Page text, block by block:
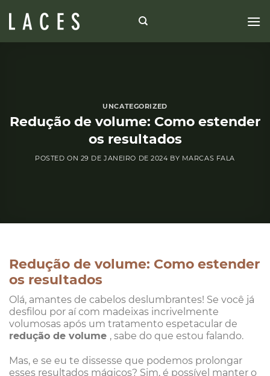
UNCATEGORIZED
Redução de volume: Como estender
os resultados
POSTED ON 29 DE JANEIRO DE 2024 BY MARCAS FALA
Redução de volume: Como estender
os resultados
Olá, amantes de cabelos deslumbrantes! Se você já
desfilou por aí com madeixas incrivelmente
volumosas após um tratamento espetacular de
redução de volume , sabe do que estou falando.
Mas, e se eu te dissesse que podemos prolongar
esses resultados mágicos? Sim, é possível manter o